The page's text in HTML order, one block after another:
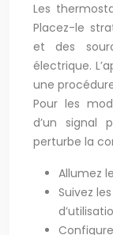
Les
Placez-le
et des
électrique.
une
Pour les
d’un signal
perturbe la
Allumez
Suivez